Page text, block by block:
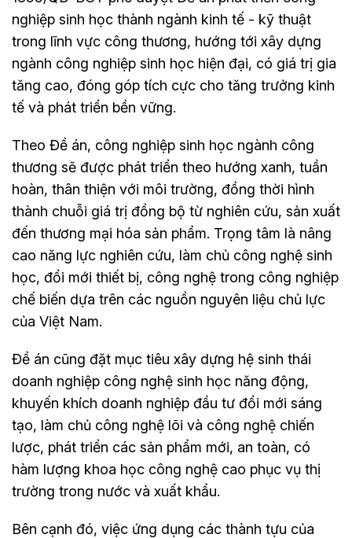
nghiệp sinh học thành ngành kinh tế - kỹ thuật
trong lĩnh vực công thương, hướng tới xây dựng
ngành công nghiệp sinh học hiện đại, có giá trị gia
tăng cao, đóng góp tích cực cho tăng trưởng kinh
tế và phát triển bền vững.
Theo Đề án, công nghiệp sinh học ngành công
thương sẽ được phát triển theo hướng xanh, tuần
hoàn, thân thiện với môi trường, đồng thời hình
thành chuỗi giá trị đồng bộ từ nghiên cứu, sản xuất
đến thương mại hóa sản phẩm. Trọng tâm là nâng
cao năng lực nghiên cứu, làm chủ công nghệ sinh
học, đổi mới thiết bị, công nghệ trong công nghiệp
chế biến dựa trên các nguồn nguyên liệu chủ lực
của Việt Nam.
Đề án cũng đặt mục tiêu xây dựng hệ sinh thái
doanh nghiệp công nghệ sinh học năng động,
khuyến khích doanh nghiệp đầu tư đổi mới sáng
tạo, làm chủ công nghệ lõi và công nghệ chiến
lược, phát triển các sản phẩm mới, an toàn, có
hàm lượng khoa học công nghệ cao phục vụ thị
trường trong nước và xuất khẩu.
Bên cạnh đó, việc ứng dụng các thành tựu của